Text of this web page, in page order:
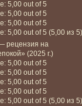
(5,00 из 5)
рецензия на
(2025 г.)
(5,00 из 5)